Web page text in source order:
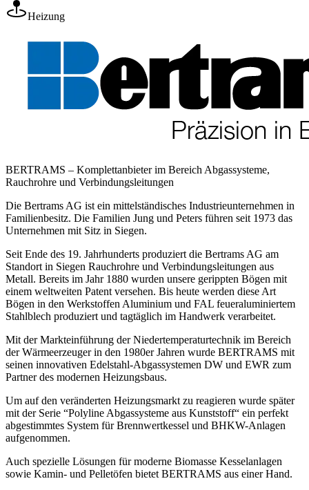
Heizung
BERTRAMS – Komplettanbieter im Bereich Abgassysteme,
Rauchrohre und Verbindungsleitungen
Die Bertrams AG ist ein mittelständisches Industrieunternehmen in
Familienbesitz. Die Familien Jung und Peters führen seit 1973 das
Unternehmen mit Sitz in Siegen.
Seit Ende des 19. Jahrhunderts produziert die Bertrams AG am
Standort in Siegen Rauchrohre und Verbindungsleitungen aus
Metall. Bereits im Jahr 1880 wurden unsere gerippten Bögen mit
einem weltweiten Patent versehen. Bis heute werden diese Art
Bögen in den Werkstoffen Aluminium und FAL feueraluminiertem
Stahlblech produziert und tagtäglich im Handwerk verarbeitet.
Mit der Markteinführung der Niedertemperaturtechnik im Bereich
der Wärmeerzeuger in den 1980er Jahren wurde BERTRAMS mit
seinen innovativen Edelstahl-Abgassystemen DW und EWR zum
Partner des modernen Heizungsbaus.
Um auf den veränderten Heizungsmarkt zu reagieren wurde später
mit der Serie “Polyline Abgassysteme aus Kunststoff“ ein perfekt
abgestimmtes System für Brennwertkessel und BHKW-Anlagen
aufgenommen.
Auch spezielle Lösungen für moderne Biomasse Kesselanlagen
sowie Kamin- und Pelletöfen bietet BERTRAMS aus einer Hand.